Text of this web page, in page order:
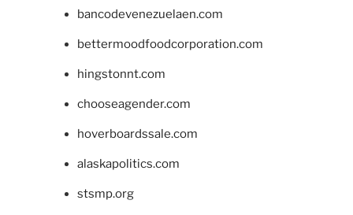
bancodevenezuelaen.com
bettermoodfoodcorporation.com
hingstonnt.com
chooseagender.com
hoverboardssale.com
alaskapolitics.com
stsmp.org